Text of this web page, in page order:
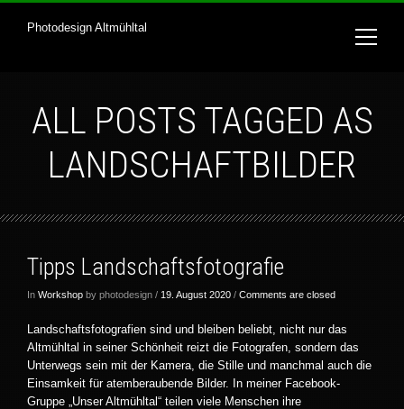
Photodesign Altmühltal
ALL POSTS TAGGED AS
LANDSCHAFTBILDER
Tipps Landschaftsfotografie
In Workshop by photodesign / 19. August 2020 / Comments are closed
Landschaftsfotografien sind und bleiben beliebt, nicht nur das
Altmühltal in seiner Schönheit reizt die Fotografen, sondern das
Unterwegs sein mit der Kamera, die Stille und manchmal auch die
Einsamkeit für atemberaubende Bilder. In meiner Facebook-
Gruppe „Unser Altmühltal“ teilen viele Menschen ihre